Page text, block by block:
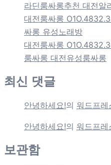
라딘룸싸롱추천 대전알
대전룸싸롱
싸롱 유성노래방
대전룸싸롱
룸싸롱 대전유성룸싸롱
최신 댓글
안녕하세요!의 워드프
안녕하세요!의 워드프
보관함